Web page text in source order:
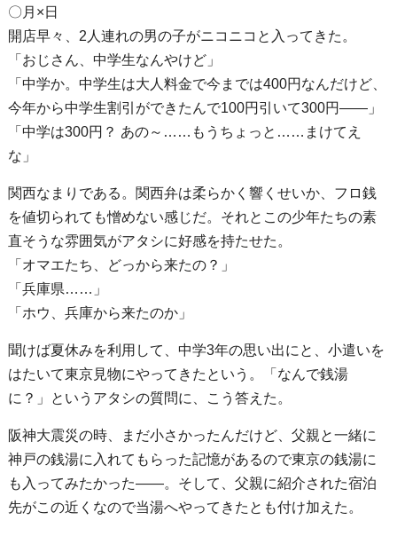
〇月×日
開店早々、2人連れの男の子がニコニコと入ってきた。
「おじさん、中学生なんやけど」
「中学か。中学生は大人料金で今までは400円なんだけど、
今年から中学生割引ができたんで100円引いて300円――」
「中学は300円？ あの～……もうちょっと……まけてえ
な」
関西なまりである。関西弁は柔らかく響くせいか、フロ銭
を値切られても憎めない感じだ。それとこの少年たちの素
直そうな雰囲気がアタシに好感を持たせた。
「オマエたち、どっから来たの？」
「兵庫県……」
「ホウ、兵庫から来たのか」
聞けば夏休みを利用して、中学3年の思い出にと、小遣いを
はたいて東京見物にやってきたという。「なんで銭湯
に？」というアタシの質問に、こう答えた。
阪神大震災の時、まだ小さかったんだけど、父親と一緒に
神戸の銭湯に入れてもらった記憶があるので東京の銭湯に
も入ってみたかった――。そして、父親に紹介された宿泊
先がこの近くなので当湯へやってきたとも付け加えた。